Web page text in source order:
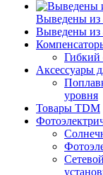
Выведены из
Выведены из
Гибкий
Аксессуары
уровня
Товары TDM